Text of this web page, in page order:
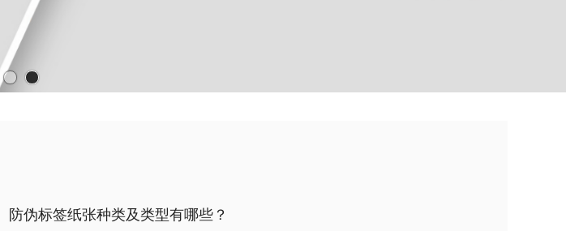
防伪标签纸张种类及类型有哪些？